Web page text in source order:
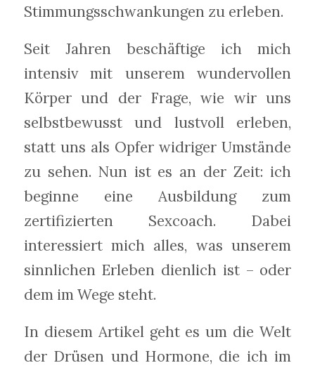
Stimmungsschwankungen zu erleben.
Seit Jahren beschäftige ich mich
intensiv mit unserem wundervollen
Körper und der Frage, wie wir uns
selbstbewusst und lustvoll erleben,
statt uns als Opfer widriger Umstände
zu sehen. Nun ist es an der Zeit: ich
beginne eine Ausbildung zum
zertifizierten Sexcoach. Dabei
interessiert mich alles, was unserem
sinnlichen Erleben dienlich ist – oder
dem im Wege steht.
In diesem Artikel geht es um die Welt
der Drüsen und Hormone, die ich im